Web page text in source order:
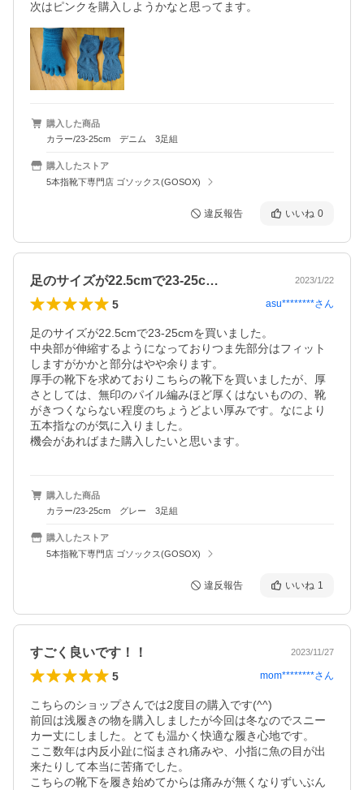
次はピンクを購入しようかなと思ってます。
購入した商品
カラー/23-25cm デニム 3足組
購入したストア
5本指靴下専門店 ゴソックス(GOSOX)
違反報告 いいね 0
足のサイズが22.5cmで23-25c… 2023/1/22
5 asu********さん
足のサイズが22.5cmで23-25cmを買いました。
中央部が伸縮するようになっておりつま先部分はフィット
しますがかかと部分はやや余ります。
厚手の靴下を求めておりこちらの靴下を買いましたが、厚
さとしては、無印のパイル編みほど厚くはないものの、靴
がきつくならない程度のちょうどよい厚みです。なにより
五本指なのが気に入りました。
機会があればまた購入したいと思います。
購入した商品
カラー/23-25cm グレー 3足組
購入したストア
5本指靴下専門店 ゴソックス(GOSOX)
違反報告 いいね 1
すごく良いです！！ 2023/11/27
5 mom********さん
こちらのショップさんでは2度目の購入です(^^)
前回は浅履きの物を購入しましたが今回は冬なのでスニー
カー丈にしました。とても温かく快適な履き心地です。
ここ数年は内反小趾に悩まされ痛みや、小指に魚の目が出
来たりして本当に苦痛でした。
こちらの靴下を履き始めてからは痛みが無くなりずいぶん